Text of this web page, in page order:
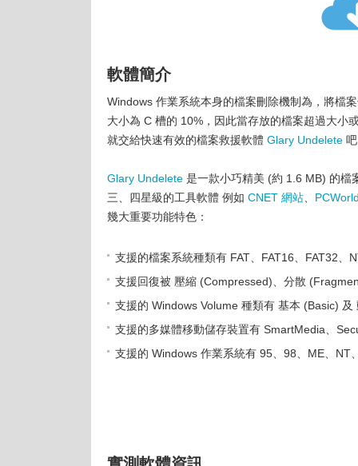
軟體簡介
Windows 作業系統本身的檔案刪除機制為，將檔
大小為 C 槽的 10%，因此當存放的檔案超過大小
就交給快速有效的檔案救援軟體 Glary Undelete
Glary Undelete 是一款小巧精美 (約 1.6 MB) 的檔
三、四星級的工具軟體 例如 CNET 網站
幾大重要功能特色：
支援的檔案系統種類有 FAT、FAT16、FAT32、
支援回復被 壓縮 (Compressed)、分散
支援的 Windows Volume 種類有 基本 (Basic) 及
支援的多媒體移動儲存裝置有 SmartMedia、
支援的 Windows 作業系統有 95、98、ME、NT